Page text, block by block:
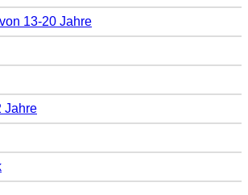
13-20 Jahre
Jahre